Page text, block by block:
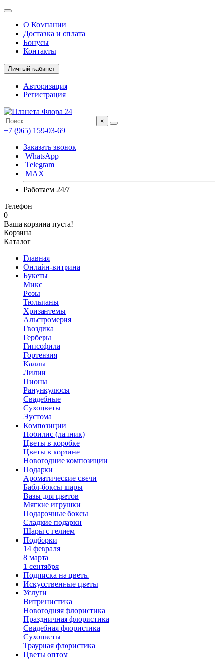
О Компании
Доставка и оплата
Бонусы
Контакты
Личный кабинет
Авторизация
Регистрация
×
+7 (965) 159-03-69
Заказать звонок
WhatsApp
Telegram
MAX
Работаем 24/7
Телефон
0
Ваша корзина пуста!
Корзина
Каталог
Главная
Онлайн-витрина
Букеты
Микс
Розы
Тюльпаны
Хризантемы
Альстромерия
Гвоздика
Герберы
Гипсофила
Гортензия
Каллы
Лилии
Пионы
Ранункулюсы
Свадебные
Сухоцветы
Эустома
Композиции
Нобилис (лапник)
Цветы в коробке
Цветы в корзине
Новогодние композиции
Подарки
Ароматические свечи
Бабл-боксы шары
Вазы для цветов
Мягкие игрушки
Подарочные боксы
Сладкие подарки
Шары с гелием
Подборки
14 февраля
8 марта
1 сентября
Подписка на цветы
Искусственные цветы
Услуги
Витринистика
Новогодняя флористика
Праздничная флористика
Свадебная флористика
Сухоцветы
Траурная флористика
Цветы оптом